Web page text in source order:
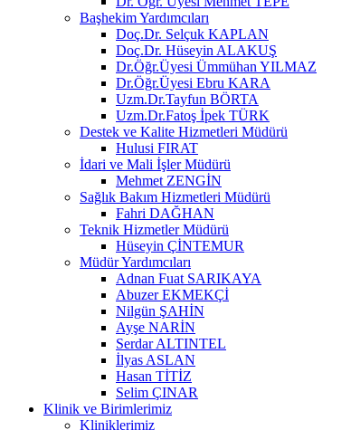
Başhekim Yardımcıları
Doç.Dr. Selçuk KAPLAN
Doç.Dr. Hüseyin ALAKUŞ
Dr.Öğr.Üyesi Ümmühan YILMAZ
Dr.Öğr.Üyesi Ebru KARA
Uzm.Dr.Tayfun BÖRTA
Uzm.Dr.Fatoş İpek TÜRK
Destek ve Kalite Hizmetleri Müdürü
Hulusi FIRAT
İdari ve Mali İşler Müdürü
Mehmet ZENGİN
Sağlık Bakım Hizmetleri Müdürü
Fahri DAĞHAN
Teknik Hizmetler Müdürü
Hüseyin ÇİNTEMUR
Müdür Yardımcıları
Adnan Fuat SARIKAYA
Abuzer EKMEKÇİ
Nilgün ŞAHİN
Ayşe NARİN
Serdar ALTINTEL
İlyas ASLAN
Hasan TİTİZ
Selim ÇINAR
Klinik ve Birimlerimiz
Kliniklerimiz